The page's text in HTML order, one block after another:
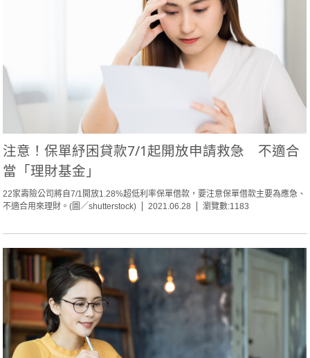
注意！保單紓困貸款7/1起開放申請救急 不適合
當「理財基金」
22家壽險公司將自7/1開放1.28%超低利率保單借款，要注意保單借款主要為應急、
不適合用來理財。(圖／shutterstock)
2021.06.28 瀏覽數:1183